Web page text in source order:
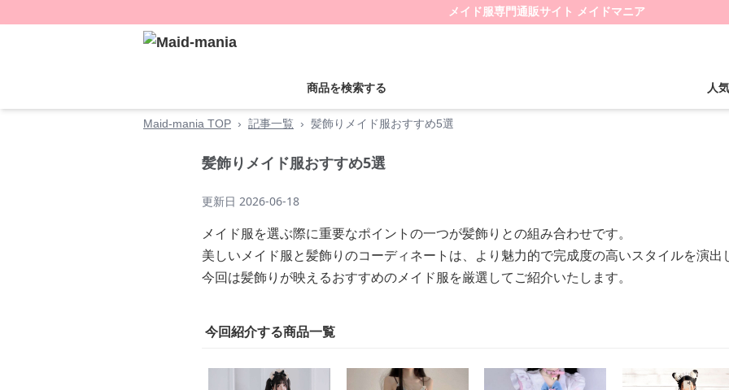
メイド服専門通販サイト メイドマニア
商品を検索する 人
Maid-mania TOP › 記事一覧 › 髪飾りメイド服おすすめ5選
髪飾りメイド服おすすめ5選
更新日 2026-06-18
メイド服を選ぶ際に重要なポイントの一つが髪飾りとの組み合わせです。
美しいメイド服と髪飾りのコーディネートは、より魅力的で完成度の高いスタイルを演出
今回は髪飾りが映えるおすすめのメイド服を厳選してご紹介いたします。
今回紹介する商品一覧